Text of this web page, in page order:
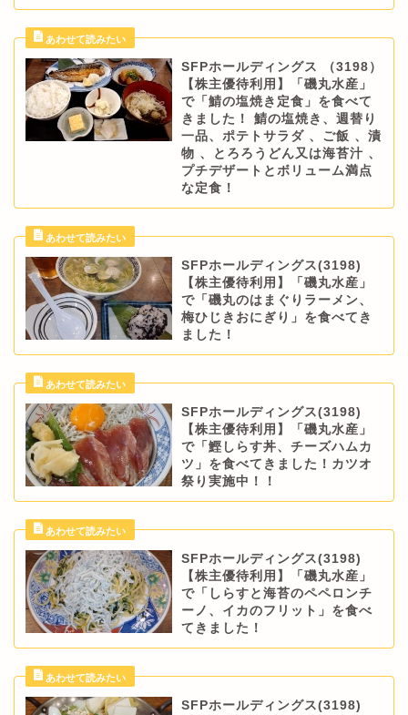
SFPホールディングス （3198）
【株主優待利用】「磯丸水産」
で「鯖の塩焼き定食」を食べて
きました！ 鯖の塩焼き、週替り
一品、ポテトサラダ 、ご飯 、漬
物 、とろろうどん又は海苔汁 、
プチデザートとボリューム満点
な定食！
SFPホールディングス(3198)
【株主優待利用】「磯丸水産」
で「磯丸のはまぐりラーメン、
梅ひじきおにぎり」を食べてき
ました！
SFPホールディングス(3198)
【株主優待利用】「磯丸水産」
で「鰹しらす丼、チーズハムカ
ツ」を食べてきました！カツオ
祭り実施中！！
SFPホールディングス(3198)
【株主優待利用】「磯丸水産」
で「しらすと海苔のペペロンチ
ーノ、イカのフリット」を食べ
てきました！
SFPホールディングス(3198)